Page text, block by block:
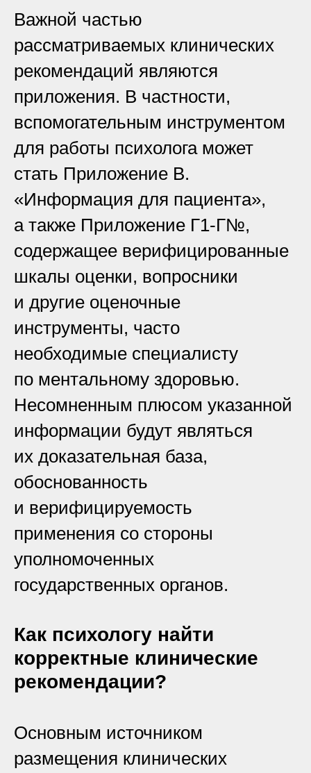
Важной частью
рассматриваемых клинических
рекомендаций являются
приложения. В частности,
вспомогательным инструментом
для работы психолога может
стать Приложение В.
«Информация для пациента»,
а также Приложение Г1-Г№,
содержащее верифицированные
шкалы оценки, вопросники
и другие оценочные
инструменты, часто
необходимые специалисту
по ментальному здоровью.
Несомненным плюсом указанной
информации будут являться
их доказательная база,
обоснованность
и верифицируемость
применения со стороны
уполномоченных
государственных органов.
Как психологу найти
корректные клинические
рекомендации?
Основным источником
размещения клинических